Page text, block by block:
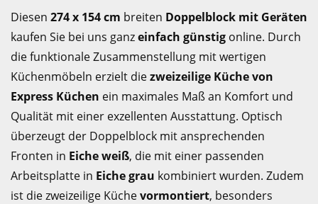
Diesen 274 x 154 cm breiten Doppelblock mit Geräten
kaufen Sie bei uns ganzeinfach günstig online. Durch
die funktionale Zusammenstellung mit wertigen
Küchenmöbeln erzielt diezweizeilige Küche von
Express Küchen ein maximales Maß an Komfort und
Qualität mit einer exzellenten Ausstattung. Optisch
überzeugt der Doppelblock mit ansprechenden
Fronten in Eiche weiß, die mit einer passenden
Arbeitsplatte in Eiche grau kombiniert wurden. Zudem
ist die zweizeilige Küchevormontiert, besonders